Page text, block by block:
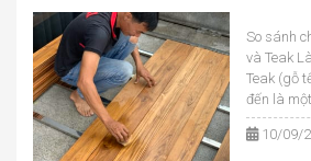
So sánh
và Teak
Teak (gỗ
đến là
cao cấp,
ngành nội
10/09/